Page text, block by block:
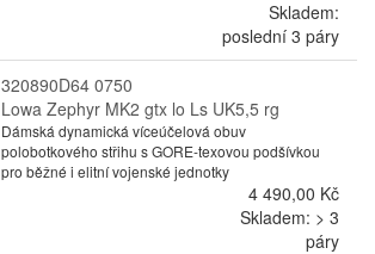
Skladem:
poslední 3 páry
320890D64 0750
Lowa Zephyr MK2 gtx lo Ls UK5,5 rg
Dámská dynamická víceúčelová obuv
polobotkového střihu s GORE-texovou podšívkou
pro běžné i elitní vojenské jednotky
4 490,00 Kč
Skladem: > 3
páry